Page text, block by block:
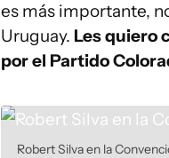
es más importante,
Uruguay. Les quiero
por el Partido
Robert Silva en la